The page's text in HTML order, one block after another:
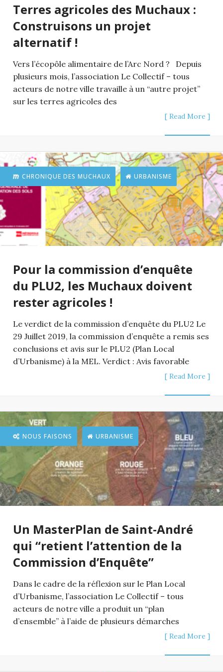
Terres agricoles des Muchaux :
Construisons un projet
alternatif !
Vers l’écopôle alimentaire de l’Arc Nord ? Depuis
plusieurs mois, l’association Le Collectif – tous
acteurs de notre ville travaille à un “autre projet”
sur les terres agricoles des
[ Read More ]
CHRONIQUE DES MUCHAUX URBANISME
Pour la commission d’enquête
du PLU2, les Muchaux doivent
rester agricoles !
Le verdict de la commission d’enquête du PLU2 Le
29 Juillet 2019, la commission d’enquête a remis ses
conclusions et avis sur le PLU2 (Plan Local
d’Urbanisme) à la MEL. Verdict : Avis favorable
[ Read More ]
NOUS FAISONS URBANISME
Un MasterPlan de Saint-André
qui “retient l’attention de la
Commission d’Enquête”
Dans le cadre de la réflexion sur le Plan Local
d’Urbanisme, l’association Le Collectif – tous
acteurs de notre ville a produit un “plan
d’ensemble” à l’aide de plusieurs démarches
[ Read More ]